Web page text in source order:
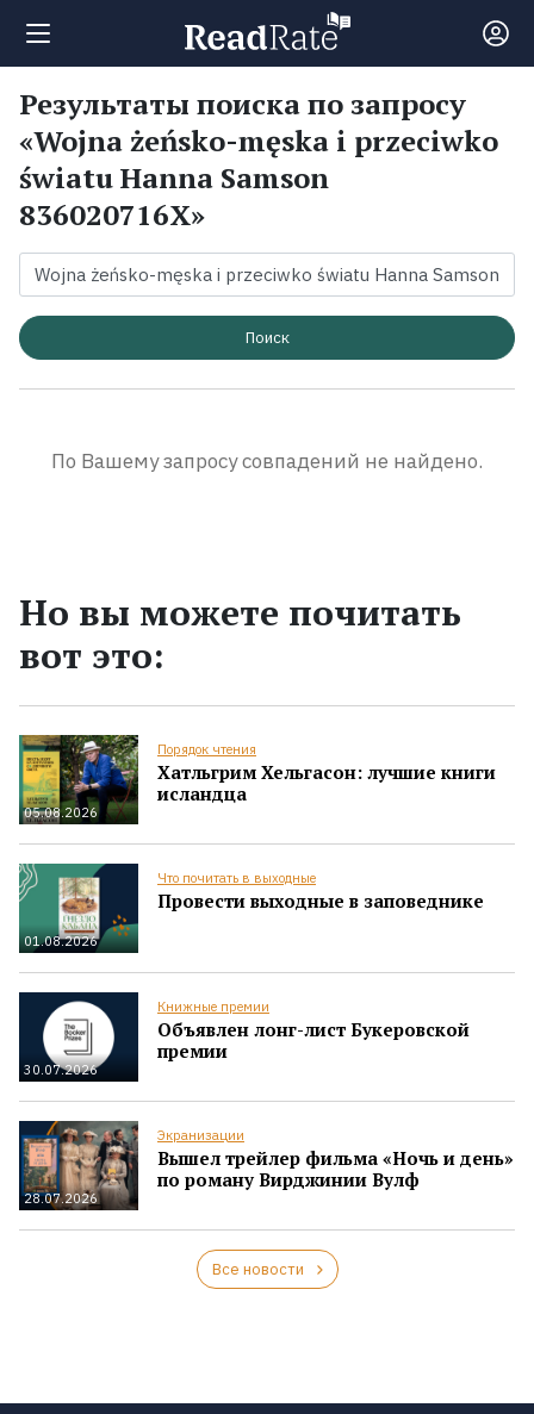
Поиск
Новости
Рейтинги
Книги
Результаты поиска по запросу
«Wojna żeńsko-męska i przeciwko
światu Hanna Samson
836020716X»
Поиск
По Вашему запросу совпадений не найдено.
Но вы можете почитать
вот это:
05.08.2026
Порядок чтения
Хатльгрим Хельгасон: лучшие книги
исландца
01.08.2026
Что почитать в выходные
Провести выходные в заповеднике
30.07.2026
Книжные премии
Объявлен лонг-лист Букеровской
премии
28.07.2026
Экранизации
Вышел трейлер фильма «Ночь и день»
по роману Вирджинии Вулф
Все новости